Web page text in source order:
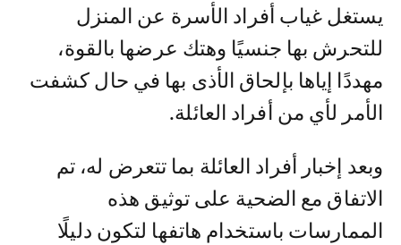
يستغل غياب أفراد الأسرة عن المنزل
للتحرش بها جنسيًا وهتك عرضها بالقوة،
مهددًا إياها بإلحاق الأذى بها في حال كشفت
الأمر لأي من أفراد العائلة.
وبعد إخبار أفراد العائلة بما تتعرض له، تم
الاتفاق مع الضحية على توثيق هذه
الممارسات باستخدام هاتفها لتكون دليلًا